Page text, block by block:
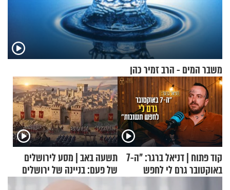
משבר המים - הרב זמיר כהן
קוד פתוח | דניאל ברגר: "ה-7
באוקטובר גרם לי לחפש
תשעה באב | מסע לירושלים
של פעם: בניינה של ירושלים